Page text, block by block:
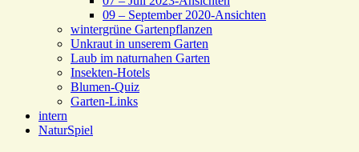
09 – September 2020-Ansichten
wintergrüne Gartenpflanzen
Unkraut in unserem Garten
Laub im naturnahen Garten
Insekten-Hotels
Blumen-Quiz
Garten-Links
intern
NaturSpiel